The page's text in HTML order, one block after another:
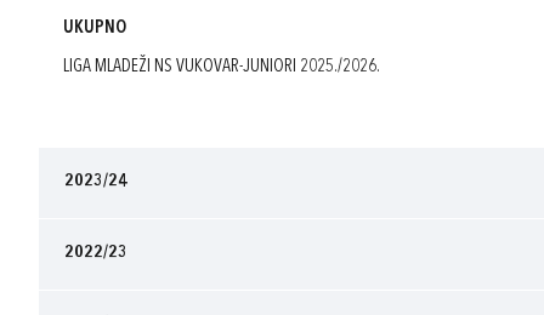
UKUPNO
LIGA MLADEŽI NS VUKOVAR-JUNIORI 2025./2026.
2023/24
2022/23